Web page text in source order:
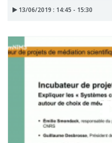
13/06/2019 : 14:45 - 15:30